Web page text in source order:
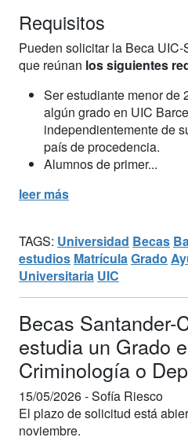
Requisitos
Pueden solicitar la Beca
que reúnan los siguientes
Ser estudiante menor de
algún grado en UIC
independientemente de
país de procedencia.
Alumnos de primer...
leer más
TAGS: Universidad Becas
estudios MatrículaGrado
Universitaria UIC
Becas Santander-
estudia un Grado
Criminología o
15/05/2026 -Sofía Riesco
El plazo de solicitud está
noviembre.